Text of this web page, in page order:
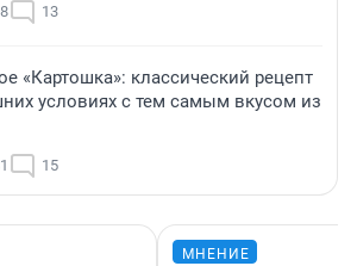
13
«Картошка»: классический рецепт
условиях с тем самым вкусом из
15
МНЕНИЕ